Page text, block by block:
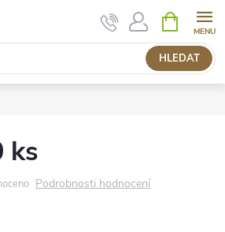
HLEDAT
NÁKUPNÍ
KOŠÍK
ks
Podrobnosti hodnocení